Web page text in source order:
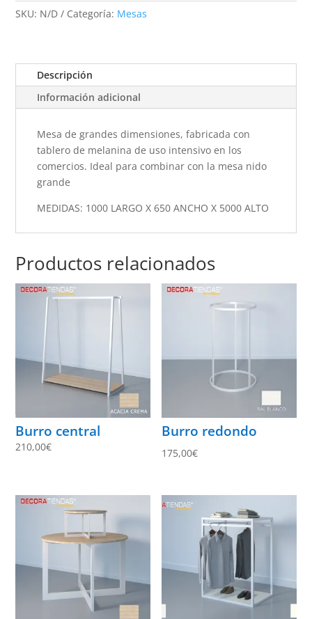
SKU: N/D Categoría: Mesas
Descripción
Información adicional
Mesa de grandes dimensiones, fabricada con
tablero de melanina de uso intensivo en los
comercios. Ideal para combinar con la mesa nido
grande
MEDIDAS: 1000 LARGO X 650 ANCHO X 5000 ALTO
Productos relacionados
Burro central
210,00€
Burro redondo
175,00€